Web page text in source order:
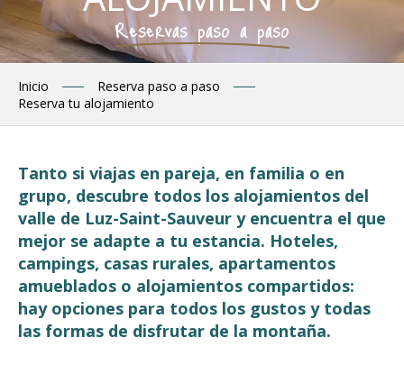
Reservas paso a paso
Inicio
Reserva paso a paso
Reserva tu alojamiento
Tanto si viajas en pareja, en familia o en
grupo, descubre todos los alojamientos del
valle de Luz-Saint-Sauveur y encuentra el que
mejor se adapte a tu estancia. Hoteles,
campings, casas rurales, apartamentos
amueblados o alojamientos compartidos:
hay opciones para todos los gustos y todas
las formas de disfrutar de la montaña.